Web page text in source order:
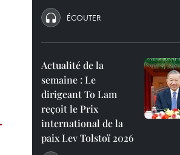
ÉCOUTER
Actualité de la
semaine : Le
dirigeant To Lam
reçoit le Prix
international de la
paix Lev Tolstoï 2026